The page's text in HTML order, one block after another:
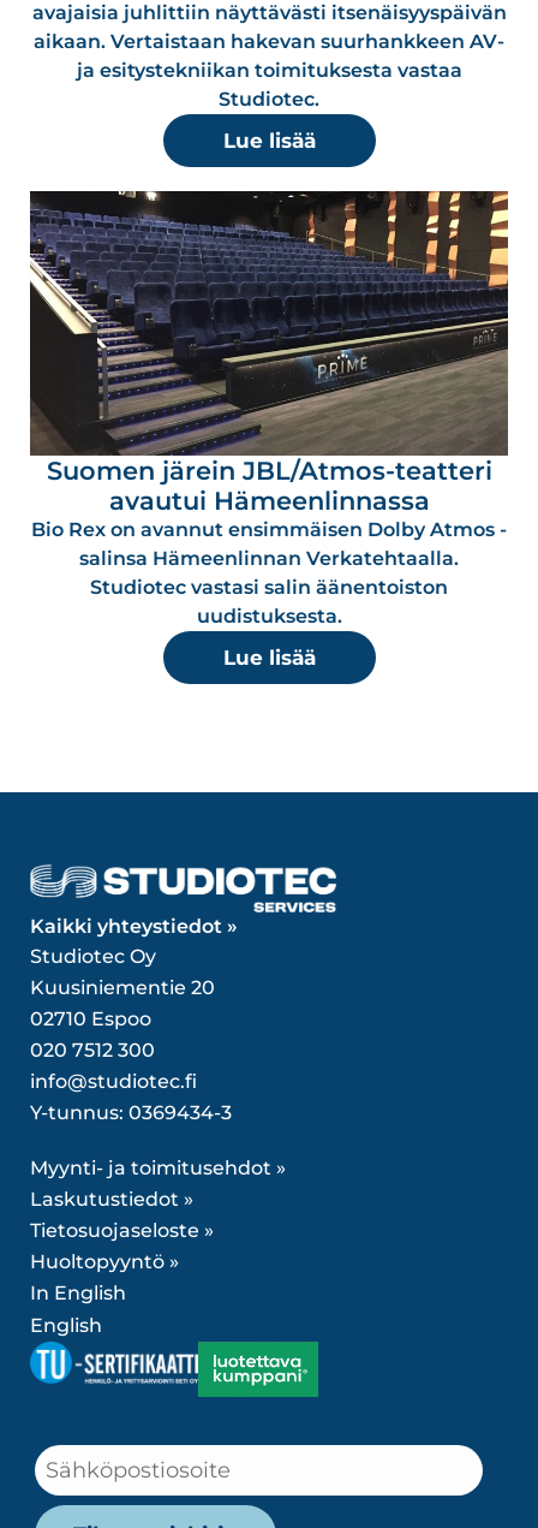
avajaisia juhlittiin näyttävästi itsenäisyyspäivän
aikaan. Vertaistaan hakevan suurhankkeen AV-
ja esitystekniikan toimituksesta vastaa
Studiotec.
Lue lisää
Suomen järein JBL/Atmos-teatteri
avautui Hämeenlinnassa
Bio Rex on avannut ensimmäisen Dolby Atmos -
salinsa Hämeenlinnan Verkatehtaalla.
Studiotec vastasi salin äänentoiston
uudistuksesta.
Lue lisää
Kaikki yhteystiedot »
Studiotec Oy
Kuusiniementie 20
02710 Espoo
020 7512 300
info@studiotec.fi
Y-tunnus: 0369434-3
Myynti- ja toimitusehdot »
Laskutustiedot »
Tietosuojaseloste »
Huoltopyyntö »
In English
English